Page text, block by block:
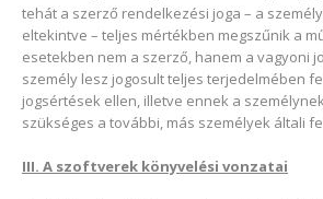
tehát a szerző rendelkezési joga – a
eltekintve – teljes mértékben megszűnik a
esetekben nem a szerző, hanem a vagyoni
személy lesz jogosult teljes terjedelmében
jogsértések ellen, illetve ennek a
szükséges a további, más személyek általi
III. A szoftverek könyvelési vonzatai